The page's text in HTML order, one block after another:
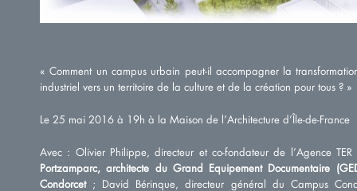
« Comment un campus urbain peut-il accompagner la
industriel vers un territoire de la culture et de la création pour tous ? »
Le 25 mai 2016 à 19h à la Maison de l’Architecture d’Île-de-France
Avec : Olivier Philippe, directeur et co-fondateur de l’Agence
Portzamparc, architecte du Grand Equipement Documentaire
Condorcet; David Bérinque, directeur général du Campus